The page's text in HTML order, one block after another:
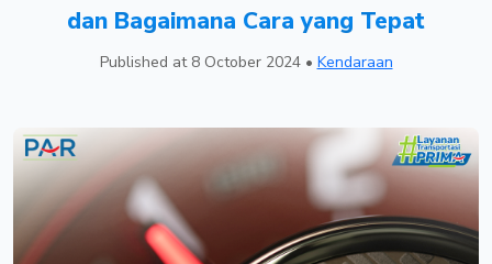
dan Bagaimana Cara yang Tepat
Published at 8 October 2024 • Kendaraan